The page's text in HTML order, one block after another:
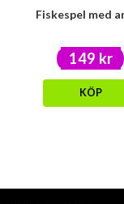
Fiskespel med
149 kr
KÖP